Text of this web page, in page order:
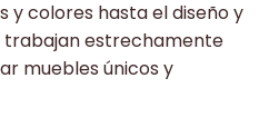
y colores hasta el diseño y
trabajan estrechamente
muebles únicos y